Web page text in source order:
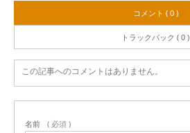
コメント ( 0 )
トラックバック ( 0 )
この記事へのコメントはありません。
名前 ( 必須 )